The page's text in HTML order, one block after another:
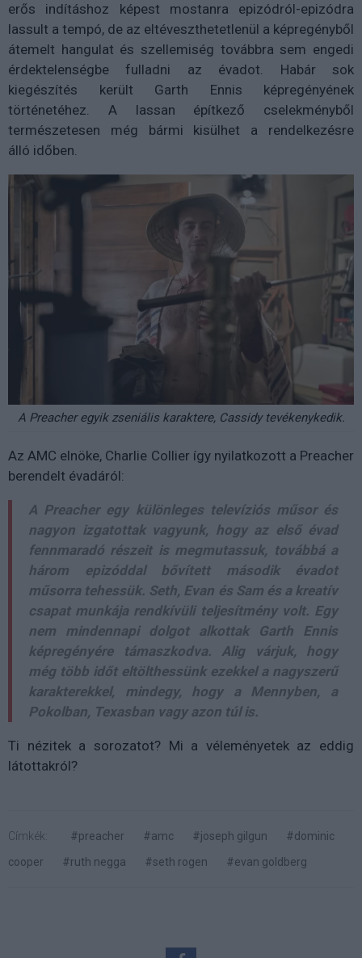
erős indításhoz képest mostanra epizódról-epizódra
lassult a tempó, de az eltéveszthetetlenül a képregényből
átemelt hangulat és szellemiség továbbra sem engedi
érdektelenségbe fulladni az évadot. Habár sok
kiegészítés került Garth Ennis képregényének
történetéhez. A lassan építkező cselekményből
természetesen még bármi kisülhet a rendelkezésre
álló időben.
A Preacher egyik zseniális karaktere, Cassidy tevékenykedik.
Az AMC elnöke, Charlie Collier így nyilatkozott a Preacher
berendelt évadáról:
A Preacher egy különleges televíziós műsor és
nagyon izgatottak vagyunk, hogy az első évad
fennmaradó részeit is megmutassuk, továbbá a
három epizóddal bővített második évadot
műsorra tehessük. Seth, Evan és Sam és a kreatív
csapat munkája rendkívüli teljesítmény volt. Egy
nem mindennapi dolgot alkottak Garth Ennis
képregényére támaszkodva. Alig várjuk, hogy
még több időt eltölthessünk ezekkel a nagyszerű
karakterekkel, mindegy, hogy a Mennyben, a
Pokolban, Texasban vagy azon túl is.
Ti nézitek a sorozatot? Mi a véleményetek az eddig
látottakról?
Címkék: #preacher #amc #joseph gilgun
#dominic
cooper
#ruth negga #seth rogen #evan goldberg